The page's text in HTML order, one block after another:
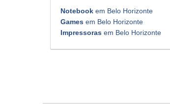
Notebook em Belo Horizonte
Games em Belo Horizonte
Impressoras em Belo Horizonte